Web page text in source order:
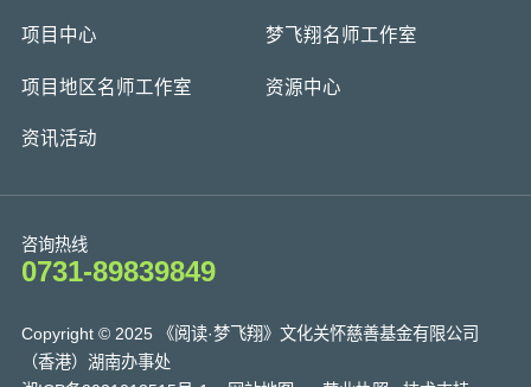
项目中心 梦飞翔名师工作室
项目地区名师工作室 资源中心
资讯活动
咨询热线
0731-89839849
Copyright © 2025 《阅读·梦飞翔》文化关怀慈善基金有限公司
（香港）湖南办事处